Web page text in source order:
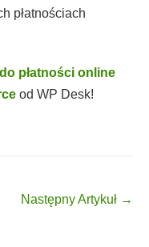
płatnościach
płatności online
od WP Desk!
Następny Artykuł →